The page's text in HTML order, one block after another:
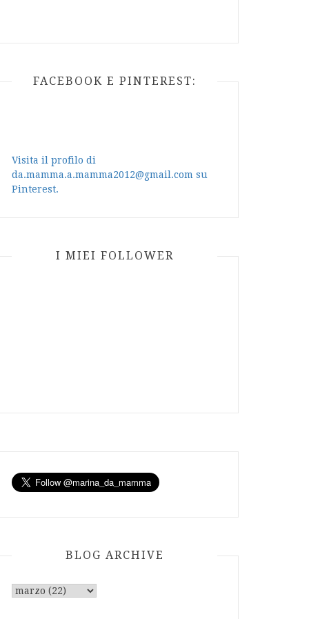
FACEBOOK E PINTEREST:
Visita il profilo di
da.mamma.a.mamma2012@gmail.com su
Pinterest.
I MIEI FOLLOWER
BLOG ARCHIVE